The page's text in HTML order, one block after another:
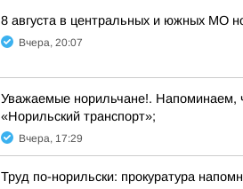
8 августа в центральных и южных МО
Вчера, 20:07
Уважаемые норильчане!. Напоминаем,
«Норильский транспорт»;
Вчера, 17:29
Труд по-норильски: прокуратура